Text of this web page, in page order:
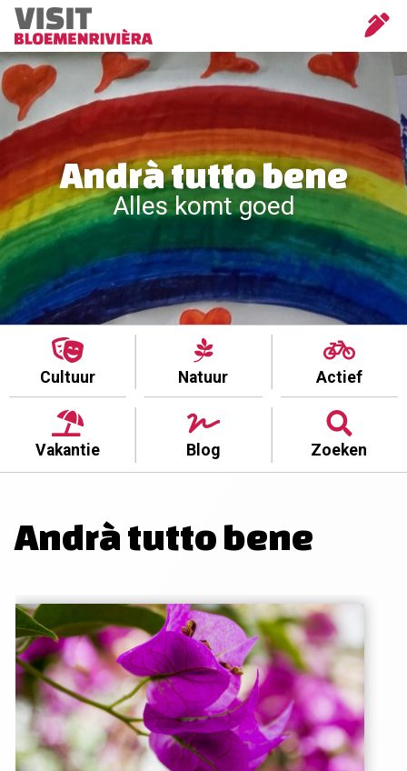
Andrà tutto bene
Alles komt goed
Cultuur Natuur Actief
Vakantie Blog Zoeken
Andrà tutto bene